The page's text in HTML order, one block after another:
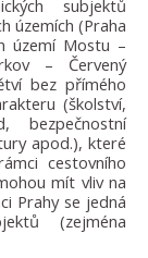
subjektů
územích (Praha
území Mostu –
– Červený
bez přímého
(školství,
bezpečnostní
apod.), které
cestovního
mít vliv na
Prahy se jedná
(zejména